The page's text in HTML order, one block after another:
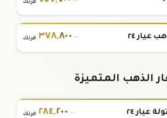
فرنك
٢٤ ٣٧٨,٨٠٠.٠٠ فرنك
الذهب المتميزة
٢٨٤,٢٠٠.٠٠ فرنك